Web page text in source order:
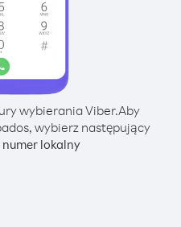
wybierania Viber.Aby
wybierz następujący
numer lokalny